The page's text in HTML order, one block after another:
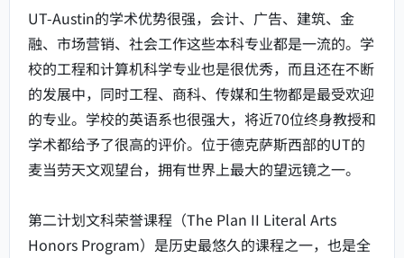
UT-Austin的学术优势很强，会计、广告、建筑、金
融、市场营销、社会工作这些本科专业都是一流的。学
校的工程和计算机科学专业也是很优秀，而且还在不断
的发展中，同时工程、商科、传媒和生物都是最受欢迎
的专业。学校的英语系也很强大，将近70位终身教授和
学术都给予了很高的评价。位于德克萨斯西部的UT的
麦当劳天文观望台，拥有世界上最大的望远镜之一。
第二计划文科荣誉课程（The Plan II Literal Arts
Honors Program）是历史最悠久的课程之一，也是全